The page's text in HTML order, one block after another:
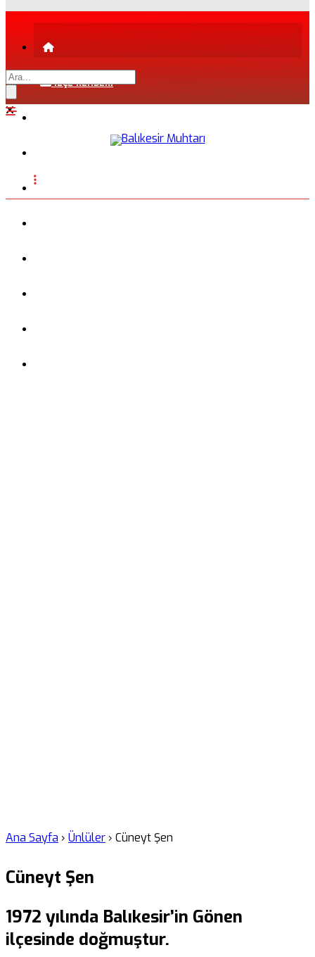
İLÇE REHBERİ
Ana Sayfa › Ünlüler › Cüneyt Şen
Cüneyt Şen
1972 yılında Balıkesir’in Gönen
ilçesinde doğmuştur.